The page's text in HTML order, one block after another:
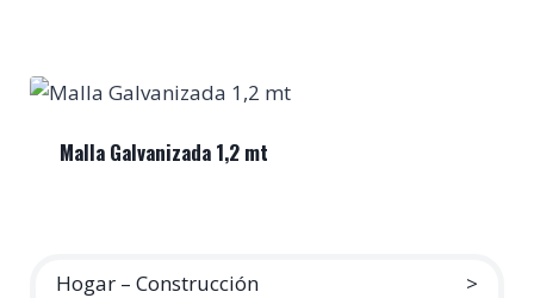
Malla Galvanizada 1,2 mt
Hogar – Construcción